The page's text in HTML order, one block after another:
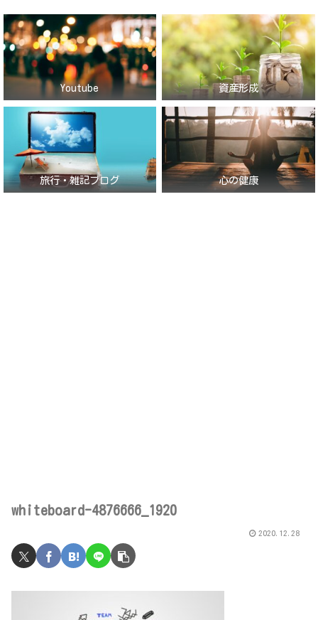
Youtube 資産形成
旅行・雑記ブログ 心の健康
whiteboard-4876666_1920
2020.12.28